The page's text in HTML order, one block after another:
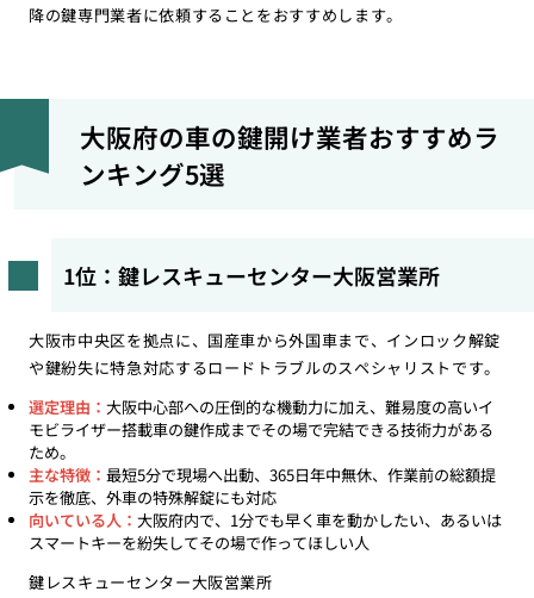
降の鍵専門業者に依頼することをおすすめします。
大阪府の車の鍵開け業者おすすめラ
ンキング5選
1位：鍵レスキューセンター大阪営業所
大阪市中央区を拠点に、国産車から外国車まで、インロック解錠
や鍵紛失に特急対応するロードトラブルのスペシャリストです。
選定理由： 大阪中心部への圧倒的な機動力に加え、難易度の高いイ
モビライザー搭載車の鍵作成までその場で完結できる技術力がある
ため。
主な特徴： 最短5分で現場へ出動、365日年中無休、作業前の総額提
示を徹底、外車の特殊解錠にも対応
向いている人： 大阪府内で、1分でも早く車を動かしたい、あるいは
スマートキーを紛失してその場で作ってほしい人
鍵レスキューセンター大阪営業所